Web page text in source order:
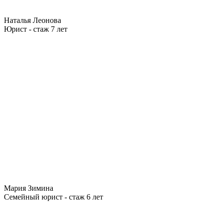
Наталья Леонова
Юрист - стаж 7 лет
Мария Зимина
Семейный юрист - стаж 6 лет